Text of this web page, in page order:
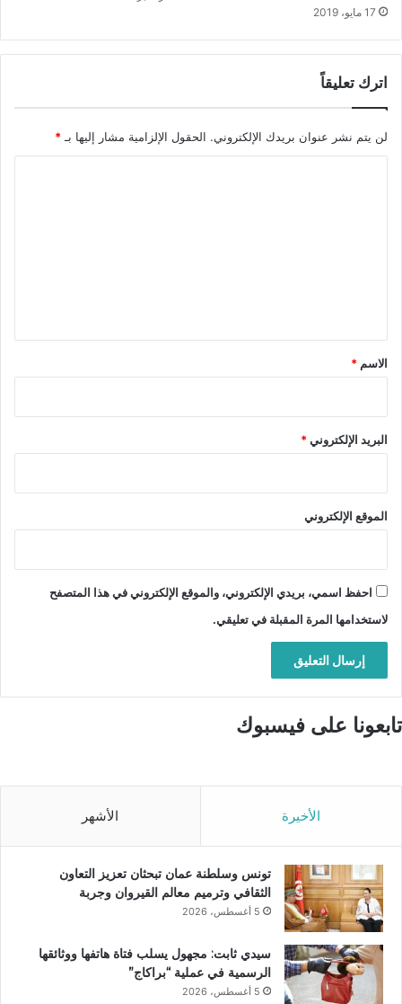
17 مايو، 2019
اترك تعليقاً
لن يتم نشر عنوان بريدك الإلكتروني. الحقول الإلزامية مشار إليها بـ *
*
الاسم *
البريد الإلكتروني*
الموقع الإلكتروني
احفظ اسمي، بريدي الإلكتروني، والموقع الإلكتروني في هذا المتصفح
لاستخدامها المرة المقبلة في تعليقي.
تابعونا على فيسبوك
الأخيرة الأشهر
تونس وسلطنة عمان تبحثان تعزيز التعاون
الثقافي وترميم معالم القيروان وجربة
5 أغسطس، 2026
سيدي ثابت: مجهول يسلب فتاة هاتفها ووثائقها
الرسمية في عملية “براكاج”
5 أغسطس، 2026